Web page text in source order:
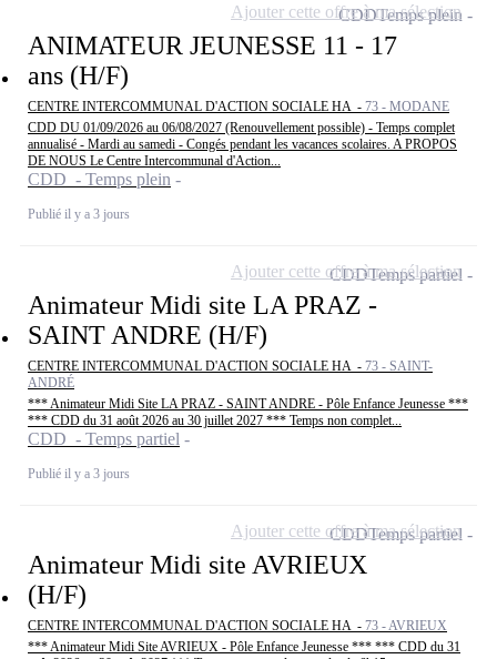
ANIMATEUR JEUNESSE 11 - 17
ans (H/F)
CENTRE INTERCOMMUNAL D'ACTION SOCIALE HA - 73 - MODANE
CDD DU 01/09/2026 au 06/08/2027 (Renouvellement possible) - Temps complet
annualisé - Mardi au samedi - Congés pendant les vacances scolaires. A PROPOS
DE NOUS Le Centre Intercommunal d'Action...
CDD - Temps plein
Publié il y a 3 jours
CDDTemps plein
Ajouter cette offre à ma sélection
Animateur Midi site LA PRAZ -
SAINT ANDRE (H/F)
CENTRE INTERCOMMUNAL D'ACTION SOCIALE HA - 73 - SAINT-
ANDRÉ
*** Animateur Midi Site LA PRAZ - SAINT ANDRE - Pôle Enfance Jeunesse ***
*** CDD du 31 août 2026 au 30 juillet 2027 *** Temps non complet...
CDD - Temps partiel
Publié il y a 3 jours
CDDTemps partiel
Ajouter cette offre à ma sélection
Animateur Midi site AVRIEUX
(H/F)
CENTRE INTERCOMMUNAL D'ACTION SOCIALE HA - 73 - AVRIEUX
*** Animateur Midi Site AVRIEUX - Pôle Enfance Jeunesse *** *** CDD du 31
CDDTemps partiel
Ajouter cette offre à ma sélection